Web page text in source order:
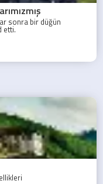
sonra bir düğün
etti.